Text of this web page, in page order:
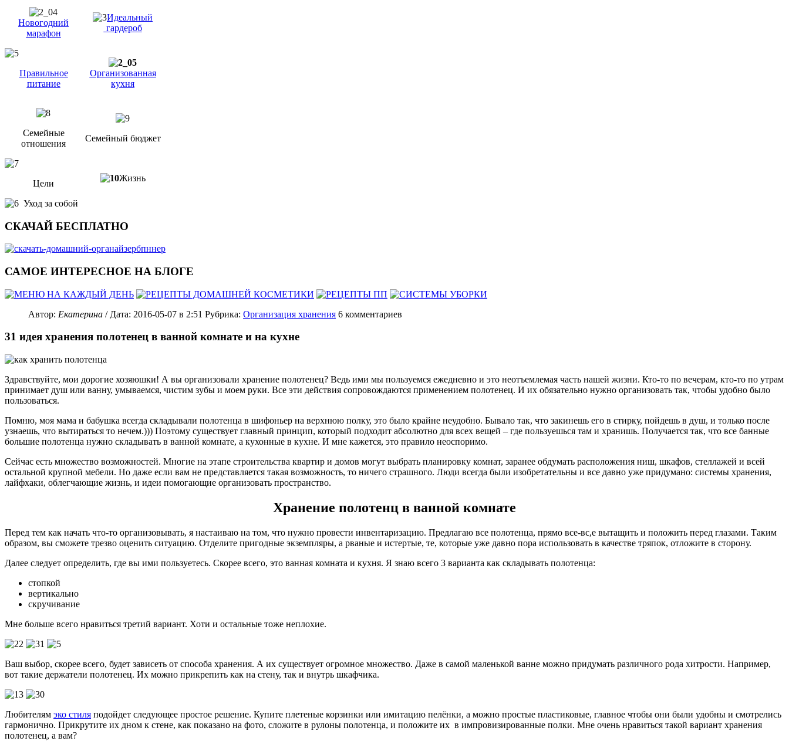
Новогодний
марафон
Идеальный
гардероб
Правильное
питание
Организованная
кухня
Семейные
отношения
Семейный бюджет
Цели
Жизнь
Уход за собой
СКАЧАЙ БЕСПЛАТНО
САМОЕ ИНТЕРЕСНОЕ НА БЛОГЕ
Автор: Екатерина / Дата: 2016-05-07 в 2:51 Рубрика: Организация хранения 6 комментариев
31 идея хранения полотенец в ванной комнате и на кухне
Здравствуйте, мои дорогие хозяюшки! А вы организовали хранение полотенец? Ведь ими мы пользуемся ежедневно и это неотъемлемая часть нашей жизни. Кто-то по вечерам, кто-то по утрам
принимает душ или ванну, умываемся, чистим зубы и моем руки. Все эти действия сопровождаются применением полотенец. И их обязательно нужно организовать так, чтобы удобно было
пользоваться.
Помню, моя мама и бабушка всегда складывали полотенца в шифоньер на верхнюю полку, это было крайне неудобно. Бывало так, что закинешь его в стирку, пойдешь в душ, и только после
узнаешь, что вытираться то нечем.))) Поэтому существует главный принцип, который подходит абсолютно для всех вещей – где пользуешься там и хранишь. Получается так, что все банные
большие полотенца нужно складывать в ванной комнате, а кухонные в кухне. И мне кажется, это правило неоспоримо.
Сейчас есть множество возможностей. Многие на этапе строительства квартир и домов могут выбрать планировку комнат, заранее обдумать расположения ниш, шкафов, стеллажей и всей
остальной крупной мебели. Но даже если вам не представляется такая возможность, то ничего страшного. Люди всегда были изобретательны и все давно уже придумано: системы хранения,
лайфхаки, облегчающие жизнь, и идеи помогающие организовать пространство.
Хранение полотенц в ванной комнате
Перед тем как начать что-то организовывать, я настаиваю на том, что нужно провести инвентаризацию. Предлагаю все полотенца, прямо все-вс,е вытащить и положить перед глазами. Таким
образом, вы сможете трезво оценить ситуацию. Отделите пригодные экземпляры, а рваные и истертые, те, которые уже давно пора использовать в качестве тряпок, отложите в сторону.
Далее следует определить, где вы ими пользуетесь. Скорее всего, это ванная комната и кухня. Я знаю всего 3 варианта как складывать полотенца:
стопкой
вертикально
скручивание
Мне больше всего нравиться третий вариант. Хоти и остальные тоже неплохие.
Ваш выбор, скорее всего, будет зависеть от способа хранения. А их существует огромное множество. Даже в самой маленькой ванне можно придумать различного рода хитрости. Например,
вот такие держатели полотенец. Их можно прикрепить как на стену, так и внутрь шкафчика.
Любителям эко стиля подойдет следующее простое решение. Купите плетеные корзинки или имитацию пелёнки, а можно простые пластиковые, главное чтобы они были удобны и смотрелись
гармонично. Прикрутите их дном к стене, как показано на фото, сложите в рулоны полотенца, и положите их в импровизированные полки. Мне очень нравиться такой вариант хранения
полотенец, а вам?